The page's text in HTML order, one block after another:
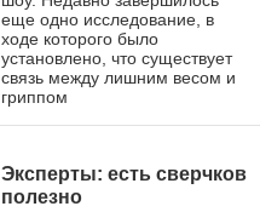
еще одно исследование, в
ходе которого было
установлено, что существует
связь между лишним весом и
гриппом
Эксперты: есть сверчков
полезно